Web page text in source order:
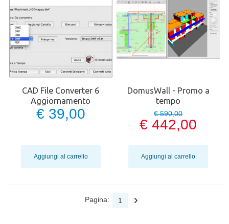
CAD File Converter 6
Aggiornamento
€ 39,00
Aggiungi al carrello
DomusWall - Promo a
tempo
€ 590,00
€ 442,00
Aggiungi al carrello
Pagina: 1